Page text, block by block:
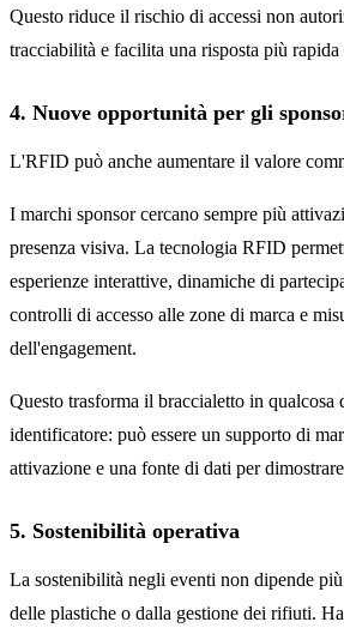
Questo riduce il rischio di accessi non
tracciabilità e facilita una risposta più
4. Nuove opportunità per gli
L'RFID può anche aumentare il valore
I marchi sponsor cercano sempre più
presenza visiva. La tecnologia RFID
esperienze interattive, dinamiche di
controlli di accesso alle zone di marca e
dell'engagement.
Questo trasforma il braccialetto in qualcosa
identificatore: può essere un supporto di
attivazione e una fonte di dati per
5. Sostenibilità operativa
La sostenibilità negli eventi non dipende
delle plastiche o dalla gestione dei rifiuti.